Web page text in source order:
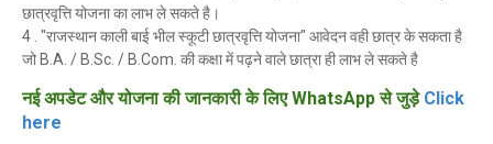
छात्रवृत्ति योजना का लाभ ले सकते है।
4 . "राजस्थान काली बाई भील स्कूटी छात्रवृत्ति योजना" आवेदन वही छात्र के सकता है
जो B.A. / B.Sc. / B.Com. की कक्षा में पढ़ने वाले छात्रा ही लाभ ले सकते है
नई अपडेट और योजना की जानकारी के लिए WhatsApp से जुड़ेClick
here